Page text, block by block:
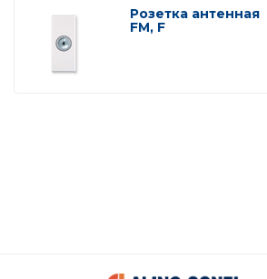
Розетка антенная
FM, F